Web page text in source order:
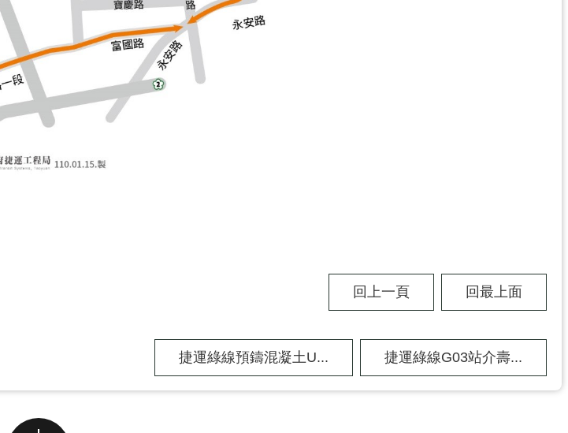
回上一頁 回最上面
捷運綠線預鑄混凝土U... 捷運綠線G03站介壽...